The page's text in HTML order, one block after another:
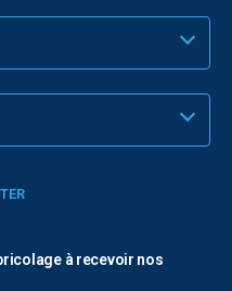
à recevoir nos